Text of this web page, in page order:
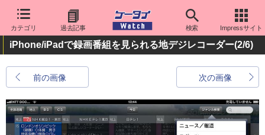
カテゴリ 過去記事 検索 Impressサイト
iPhone/iPadで録画番組を見られる地デジレコーダー(2/6)
前の画像 次の画像